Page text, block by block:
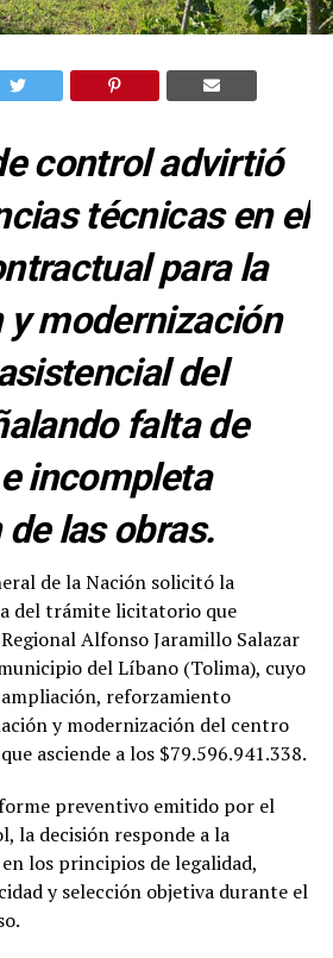
control advirtió
técnicas en el
para la
modernización
del
falta de
incompleta
las obras.
de la Nación solicitó la
del trámite licitatorio que
Alfonso Jaramillo Salazar
del Líbano (Tolima), cuyo
reforzamiento
y modernización del centro
asciende a los $79.596.941.338.
preventivo emitido por el
la decisión responde a la
los principios de legalidad,
y selección objetiva durante el